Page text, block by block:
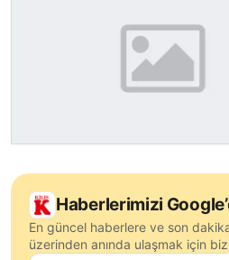
Haberlerimizi
En güncel haberlere ve son
üzerinden anında ulaşmak için